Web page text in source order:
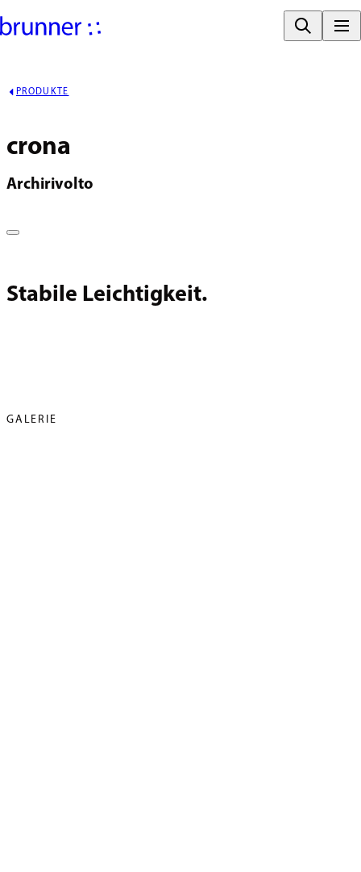
PRODUKTE
crona
Archirivolto
Stabile Leichtigkeit.
GALERIE